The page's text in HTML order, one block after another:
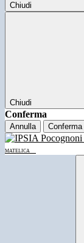
Chiudi
Chiudi
Conferma
Annulla Conferma
MATELICA